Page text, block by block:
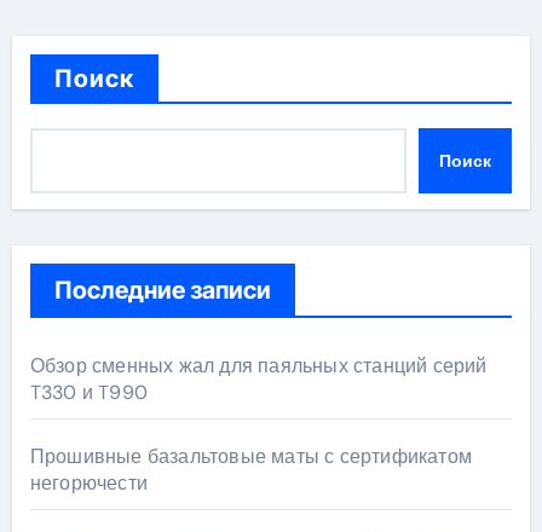
Поиск
Поиск
Последние записи
Обзор сменных жал для паяльных станций серий
T330 и T990
Прошивные базальтовые маты с сертификатом
негорючести